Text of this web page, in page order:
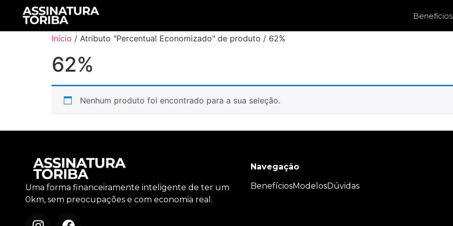
Benefícios
Início / Atributo "Percentual Economizado" de produto / 62%
62%
Nenhum produto foi encontrado para a sua seleção.
Uma forma financeiramente inteligente de ter um
0km, sem preocupações e com economia real.
Navegação
BenefíciosModelosDúvidas